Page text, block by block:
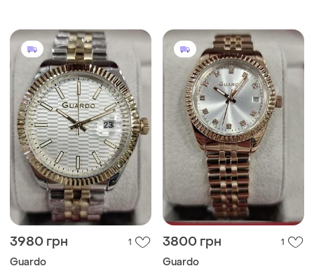
3980 грн 1
Guardo
3800 грн 1
Guardo